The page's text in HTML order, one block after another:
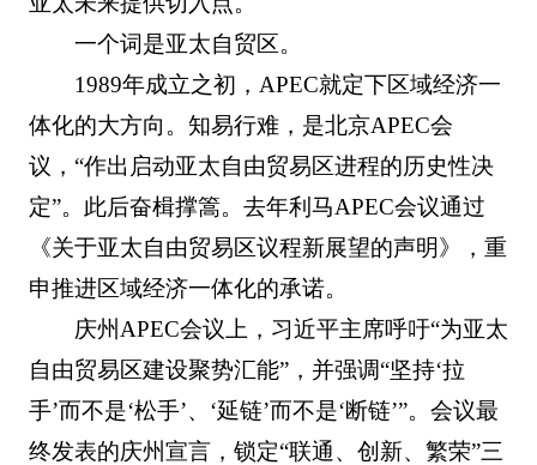
一个词是亚太自贸区。
1989年成立之初，APEC就定下区域经济一
体化的大方向。知易行难，是北京APEC会
议，“作出启动亚太自由贸易区进程的历史性决
定”。此后奋楫撑篙。去年利马APEC会议通过
《关于亚太自由贸易区议程新展望的声明》，重
申推进区域经济一体化的承诺。
庆州APEC会议上，习近平主席呼吁“为亚太
自由贸易区建设聚势汇能”，并强调“坚持‘拉
手’而不是‘松手’、‘延链’而不是‘断链’”。会议最
终发表的庆州宣言，锁定“联通、创新、繁荣”三